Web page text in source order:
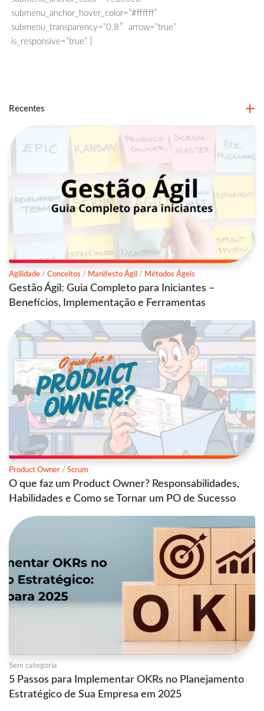
submenu_anchor_hover_color=”#ffffff”
submenu_transparency=”0.8″ arrow=”true”
is_responsive=”true” ]
Recentes
Agilidade / Conceitos / Manifesto Ágil / Métodos Ágeis
Gestão Ágil: Guia Completo para Iniciantes –
Benefícios, Implementação e Ferramentas
Product Owner / Scrum
O que faz um Product Owner? Responsabilidades,
Habilidades e Como se Tornar um PO de Sucesso
Sem categoria
5 Passos para Implementar OKRs no Planejamento
Estratégico de Sua Empresa em 2025